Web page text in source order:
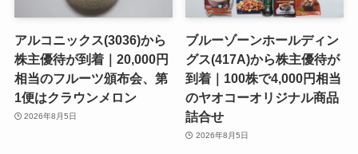
アルコニックス(3036)から
株主優待が到着｜20,000円
相当のフルーツ頒布会、第
1便はクラウンメロン
2026年8月5日
ブルーゾーンホールディン
グス(417A)から株主優待が
到着｜100株で4,000円相当
のヤオコーオリジナル商品
詰合せ
2026年8月5日